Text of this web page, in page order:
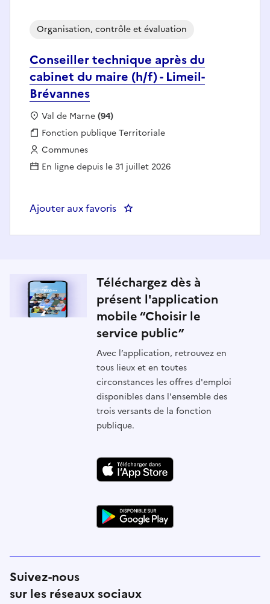
Conseiller technique après du
cabinet du maire (h/f) - Limeil-
Brévannes
Organisation, contrôle et évaluation
Localisation :
Val de Marne(94)
Fonction publique :
Fonction publique Territoriale
Employeur :
Communes
En ligne depuis le 31 juillet 2026
Ajouter aux favoris : Conseiller technique après du
Téléchargez dès à
présent l'application
mobile “Choisir le
service public”
Avec l’application, retrouvez en
tous lieux et en toutes
circonstances les offres d'emploi
disponibles dans l'ensemble des
trois versants de la fonction
publique.
Suivez-nous
sur les réseaux sociaux